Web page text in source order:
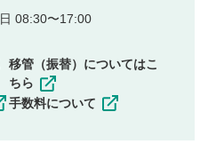
著作権、その他の知的財産
と判断した投稿
メントの変更・削除はできま
08:30〜17:00
移管（振替）についてはこ
ちら
手数料について